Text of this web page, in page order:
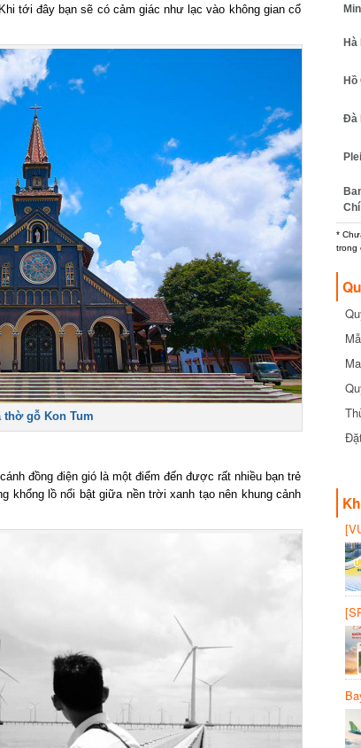
tới đây bạn sẽ có cảm giác như lạc vào không gian cổ
thờ gỗ Kon Tum
đồng điện gió là một điểm đến được rất nhiều bạn trẻ
khổng lồ nổi bật giữa nền trời xanh tạo nên khung cảnh
Minh
Hà
Hồ
Đà
Chí
*
trong
cần
20%